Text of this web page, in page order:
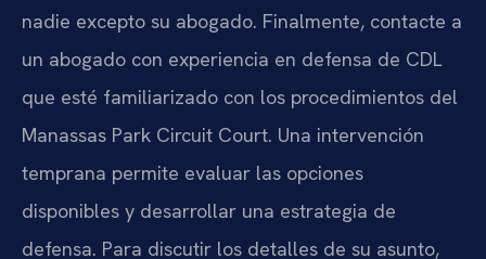
nadie excepto su abogado. Finalmente, contacte a
un abogado con experiencia en defensa de CDL
que esté familiarizado con los procedimientos del
Manassas Park Circuit Court. Una intervención
temprana permite evaluar las opciones
disponibles y desarrollar una estrategia de
defensa. Para discutir los detalles de su asunto,